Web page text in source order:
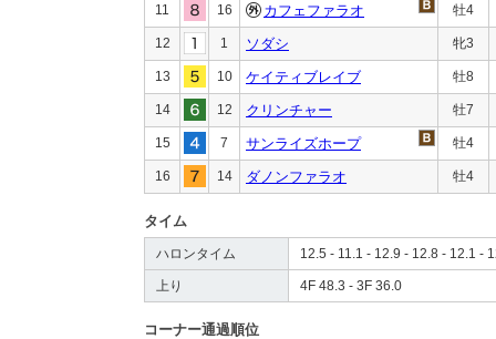
11 16 カフェファラオ 牡4
12 1 ソダシ 牝3
13 10 ケイティブレイブ 牡8
14 12 クリンチャー 牡7
15 7 サンライズホープ 牡4
16 14 ダノンファラオ 牡4
タイム
ハロンタイム 12.5 - 11.1 - 12.9 - 12.8 - 12.1 -
上り 4F 48.3 - 3F 36.0
コーナー通過順位